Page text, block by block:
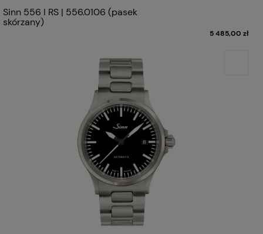
Sinn 556 I RS | 556.0106 (pasek
skórzany)
5 485,00 zł